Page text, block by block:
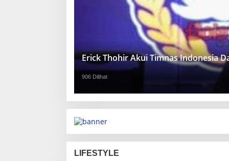
Erick Thohir Akui Timnas Indonesia
906 Dilihat
LIFESTYLE